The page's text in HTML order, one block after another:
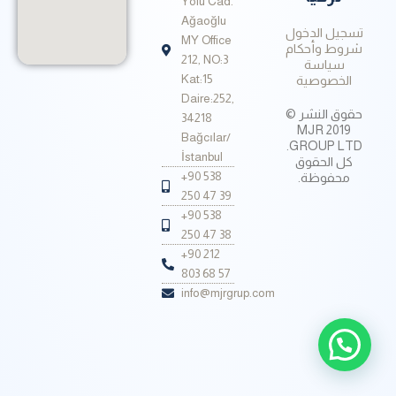
سياسة
الخصوصية
تسجيل الدخول
شروط وأحكام
حقوق النشر ©
2019 MJR
كل الحقوق
محفوظة.
Ağaoğlu
MY Office
212, NO:3
Kat:15
Daire:252,
34218
Bağcılar/
İstanbul
+90 538
250 47 39
+90 538
250 47 38
+90 212
803 68 57
info@mjrgrup.com